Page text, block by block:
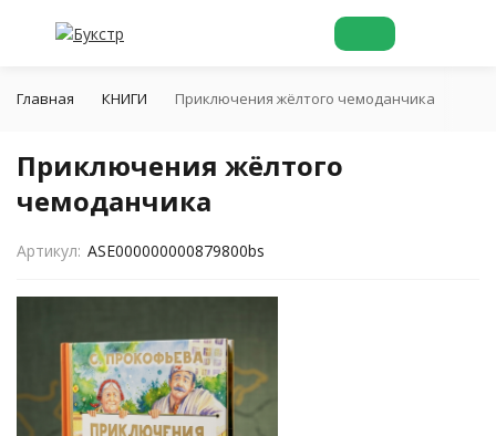
Главная КНИГИ Приключения жёлтого чемоданчика
Приключения жёлтого
чемоданчика
Артикул: ASE000000000879800bs